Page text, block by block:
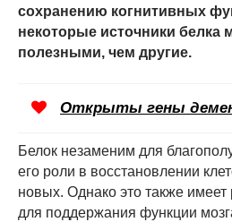
сохранению когнитивных
некоторые источники белка
полезными, чем другие.
Открыты гены
Белок незаменим для
его роли в восстановлении
новых. Однако это также
для поддержания функции